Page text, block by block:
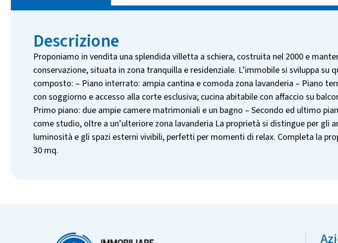
Descrizione
Proponiamo in vendita una splendida villetta a schiera, costruita nel 2000 e
conservazione, situata in zona tranquilla e residenziale. L’immobile si sviluppa su
composto: – Piano interrato: ampia cantina e comoda zona lavanderia – Piano
con soggiorno e accesso alla corte esclusiva; cucina abitabile con affaccio su
Primo piano: due ampie camere matrimoniali e un bagno – Secondo ed ultimo
come studio, oltre a un’ulteriore zona lavanderia La proprietà si distingue per gli
luminosità e gli spazi esterni vivibili, perfetti per momenti di relax. Completa la
30 mq.